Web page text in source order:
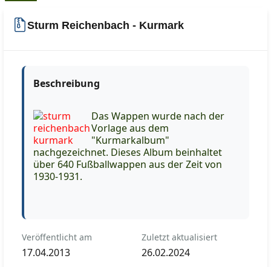
Sturm Reichenbach - Kurmark
Beschreibung
Das Wappen wurde nach der
Vorlage aus dem
"Kurmarkalbum"
nachgezeichnet. Dieses Album beinhaltet
über 640 Fußballwappen aus der Zeit von
1930-1931.
Veröffentlicht am
17.04.2013
Zuletzt aktualisiert
26.02.2024